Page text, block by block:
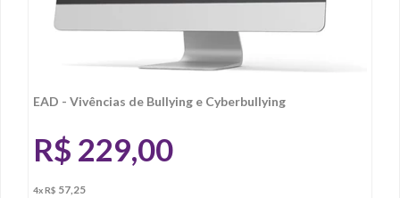
EAD - Vivências de Bullying e Cyberbullying
R$ 229,00
4x R$ 57,25